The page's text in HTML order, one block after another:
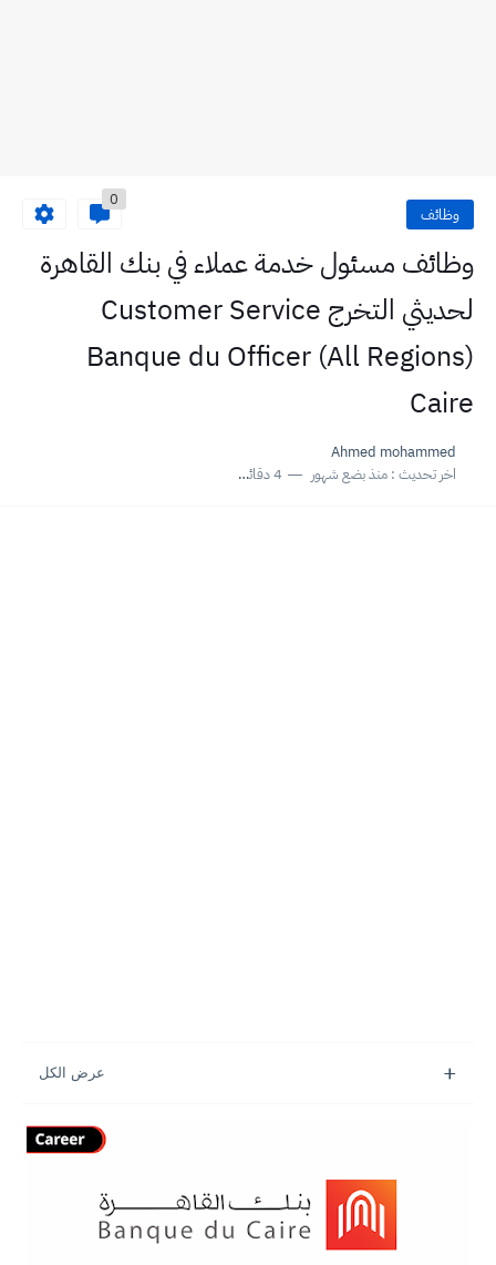
وظائف
0
وظائف مسئول خدمة عملاء في بنك القاهرة
لحديثي التخرج Customer Service
Officer (All Regions)‏ Banque du
Caire‏
Ahmed mohammed
اخر تحديث :منذ بضع شهور 4 دقائق للقراءة